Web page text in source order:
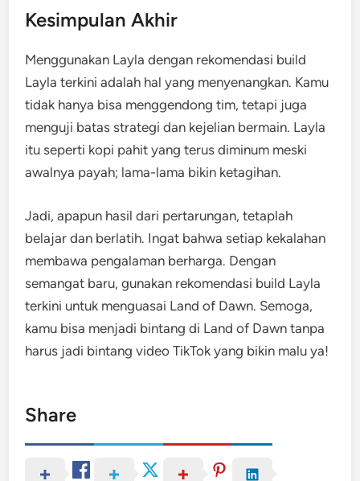
Kesimpulan Akhir
Menggunakan Layla dengan rekomendasi build
Layla terkini adalah hal yang menyenangkan. Kamu
tidak hanya bisa menggendong tim, tetapi juga
menguji batas strategi dan kejelian bermain. Layla
itu seperti kopi pahit yang terus diminum meski
awalnya payah; lama-lama bikin ketagihan.
Jadi, apapun hasil dari pertarungan, tetaplah
belajar dan berlatih. Ingat bahwa setiap kekalahan
membawa pengalaman berharga. Dengan
semangat baru, gunakan rekomendasi build Layla
terkini untuk menguasai Land of Dawn. Semoga,
kamu bisa menjadi bintang di Land of Dawn tanpa
harus jadi bintang video TikTok yang bikin malu ya!
Share